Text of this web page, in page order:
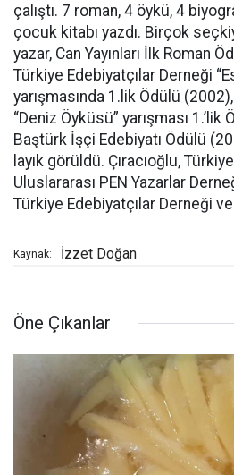
çalıştı. 7 roman, 4 öykü, 4
çocuk kitabı yazdı. Birçok
yazar, Can Yayınları İlk Roman
Türkiye Edebiyatçılar Derneği
yarışmasında 1.lik Ödülü
“Deniz Öyküsü” yarışması
Baştürk İşçi Edebiyatı Ödülü
layık görüldü. Çıracıoğlu,
Uluslararası PEN Yazarlar
Türkiye Edebiyatçılar Derneği
Kaynak: İzzet Doğan
Öne Çıkanlar